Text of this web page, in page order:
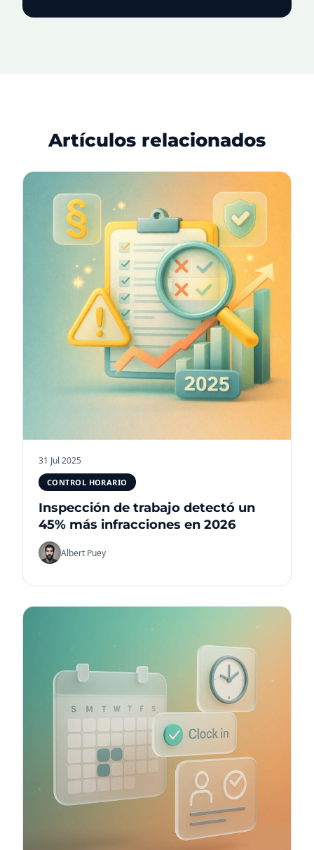
Artículos relacionados
31 Jul 2025
CONTROL HORARIO
Inspección de trabajo detectó un
45% más infracciones en 2026
Albert Puey